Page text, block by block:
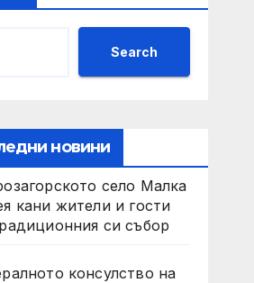
Search
новини
село Малка
кани жители и гости
си събор
консулство на